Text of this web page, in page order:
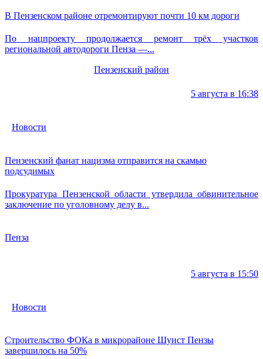
В Пензенском районе отремонтируют почти 10 км дороги
По нацпроекту продолжается ремонт трёх участков
региональной автодороги Пенза —...
Пензенский район
5 августа в 16:38
Новости
Пензенский фанат нацизма отправится на скамью
подсудимых
Прокуратура Пензенской области утвердила обвинительное
заключение по уголовному делу в...
Пенза
5 августа в 15:50
Новости
Строительство ФОКа в микрорайоне Шуист Пензы
завершилось на 50%